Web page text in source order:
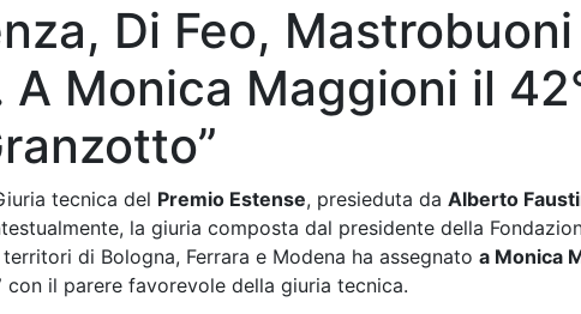
Di Feo,
Monica Maggioni il
tecnica del Premio Estense, presieduta da Alberto
la giuria composta dal presidente della
di Bologna, Ferrara e Modena ha assegnato a Monica
con il parere favorevole della giuria tecnica.